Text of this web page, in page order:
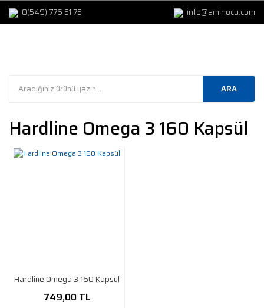
0(549) 776 51 75 info@aminocu.com
ARA
Hardline Omega 3 160 Kapsül
Hardline Omega 3 160 Kapsül
749,00 TL